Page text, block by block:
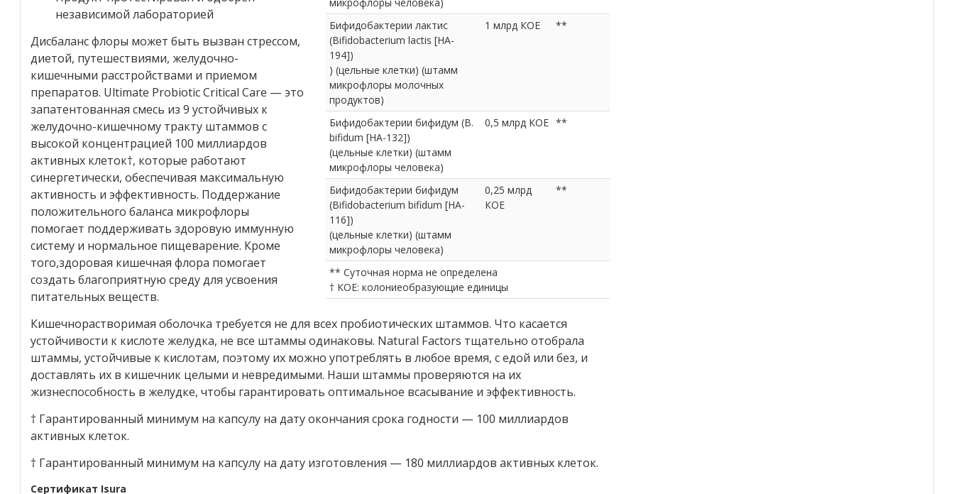
микрофлоры человека)
Бифидобактерии лактис
(Bifidobacterium lactis [HA-
194])
) (цельные клетки) (штамм
микрофлоры молочных
продуктов)
1 млрд КОЕ **
Бифидобактерии бифидум (B.
bifidum [HA-132])
(цельные клетки) (штамм
микрофлоры человека)
0,5 млрд КОЕ **
Бифидобактерии бифидум
(Bifidobacterium bifidum [HA-
116])
(цельные клетки) (штамм
микрофлоры человека)
0,25 млрд
КОЕ
**
** Суточная норма не определена
† КОЕ: колониеобразующие единицы
независимой лабораторией
Дисбаланс флоры может быть вызван стрессом,
диетой, путешествиями, желудочно-
кишечными расстройствами и приемом
препаратов. Ultimate Probiotic Critical Care — это
запатентованная смесь из 9 устойчивых к
желудочно-кишечному тракту штаммов с
высокой концентрацией 100 миллиардов
активных клеток†, которые работают
синергетически, обеспечивая максимальную
активность и эффективность. Поддержание
положительного баланса микрофлоры
помогает поддерживать здоровую иммунную
систему и нормальное пищеварение. Кроме
того,здоровая кишечная флора помогает
создать благоприятную среду для усвоения
питательных веществ.
Кишечнорастворимая оболочка требуется не для всех пробиотических штаммов. Что касается
устойчивости к кислоте желудка, не все штаммы одинаковы. Natural Factors тщательно отобрала
штаммы, устойчивые к кислотам, поэтому их можно употреблять в любое время, с едой или без, и
доставлять их в кишечник целыми и невредимыми. Наши штаммы проверяются на их
жизнеспособность в желудке, чтобы гарантировать оптимальное всасывание и эффективность.
† Гарантированный минимум на капсулу на дату окончания срока годности — 100 миллиардов
активных клеток.
† Гарантированный минимум на капсулу на дату изготовления — 180 миллиардов активных клеток.
Сертификат Isura